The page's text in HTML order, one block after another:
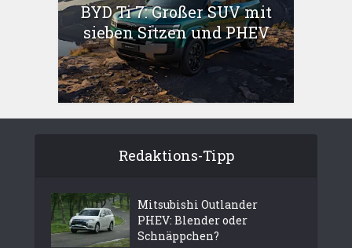
BYD Ti 7: Großer SUV mit
sieben Sitzen und PHEV
Redaktions-Tipp
Mitsubishi Outlander
PHEV: Blender oder
Schnäppchen?